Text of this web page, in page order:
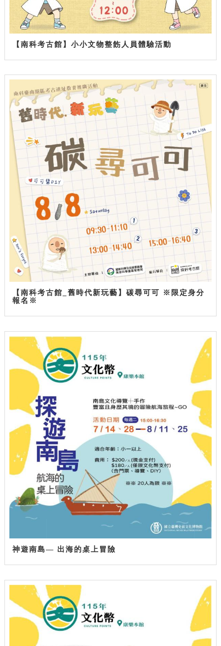
【南科考古館】小小文物整飭人員體驗活動
【南科考古館_舊時代新玩藝】碳尋可可 ※限定身分
報名※
神遊南島— 出海的桌上冒險